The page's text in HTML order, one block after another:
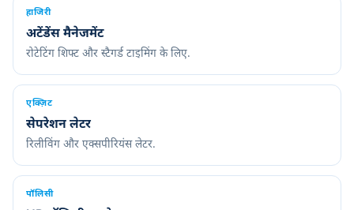
हाजिरी
अटेंडेंस मैनेजमेंट
रोटेटिंग शिफ्ट और स्टैगर्ड टाइमिंग के लिए.
एक्ज़िट
सेपरेशन लेटर
रिलीविंग और एक्सपीरियंस लेटर.
पॉलिसी